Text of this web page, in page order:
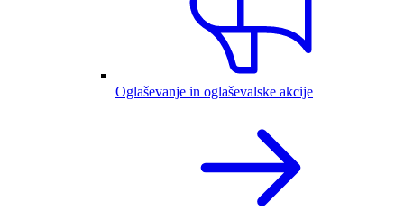
Oglaševanje in oglaševalske akcije